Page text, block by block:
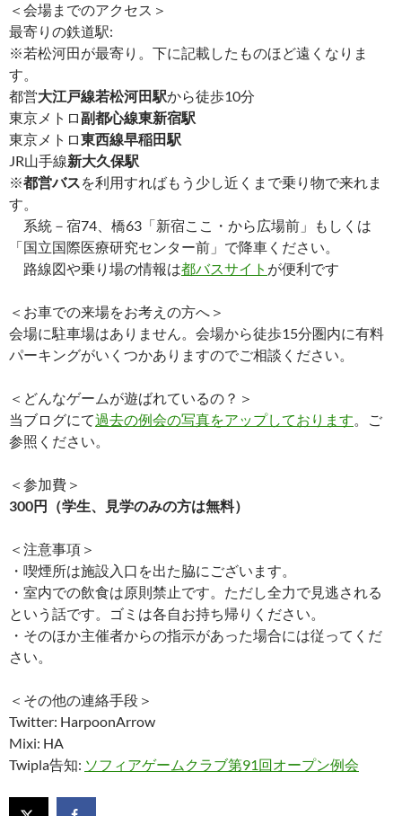
＜会場までのアクセス＞
最寄りの鉄道駅:
※若松河田が最寄り。下に記載したものほど遠くなりま
す。
都営大江戸線若松河田駅から徒歩10分
東京メトロ副都心線東新宿駅
東京メトロ東西線早稲田駅
JR山手線新大久保駅
※都営バスを利用すればもう少し近くまで乗り物で来れま
す。
系統－宿74、橋63「新宿ここ・から広場前」もしくは
「国立国際医療研究センター前」で降車ください。
路線図や乗り場の情報は都バスサイト が便利です
＜お車での来場をお考えの方へ＞
会場に駐車場はありません。会場から徒歩15分圏内に有料
パーキングがいくつかありますのでご相談ください。
＜どんなゲームが遊ばれているの？＞
当ブログにて過去の例会の写真をアップしております。ご
参照ください。
＜参加費＞
300円（学生、見学のみの方は無料）
＜注意事項＞
・喫煙所は施設入口を出た脇にございます。
・室内での飲食は原則禁止です。ただし全力で見逃される
という話です。ゴミは各自お持ち帰りください。
・そのほか主催者からの指示があった場合には従ってくだ
さい。
＜その他の連絡手段＞
Twitter: HarpoonArrow
Mixi: HA
Twipla告知: ソフィアゲームクラブ第91回オープン例会